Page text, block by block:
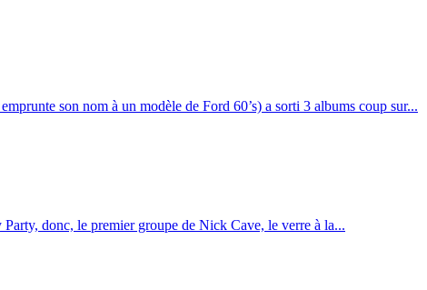
son nom à un modèle de Ford 60’s) a sorti 3 albums coup sur...
donc, le premier groupe de Nick Cave, le verre à la...